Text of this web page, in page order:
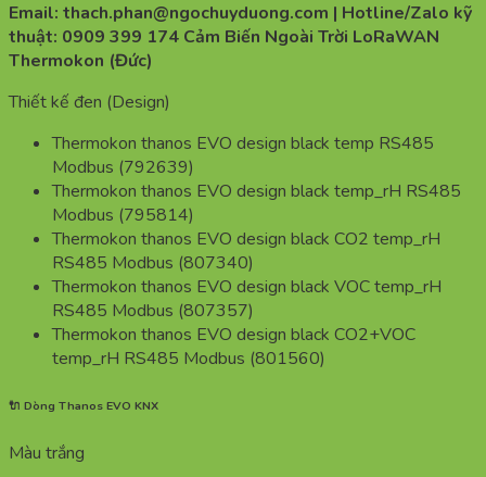
Email: thach.phan@ngochuyduong.com | Hotline/Zalo kỹ
thuật: 0909 399 174 Cảm Biến Ngoài Trời LoRaWAN
Thermokon (Đức)
Thiết kế đen (Design)
Thermokon thanos EVO design black temp RS485
Modbus (792639)
Thermokon thanos EVO design black temp_rH RS485
Modbus (795814)
Thermokon thanos EVO design black CO2 temp_rH
RS485 Modbus (807340)
Thermokon thanos EVO design black VOC temp_rH
RS485 Modbus (807357)
Thermokon thanos EVO design black CO2+VOC
temp_rH RS485 Modbus (801560)
🔌 Dòng Thanos EVO KNX
Màu trắng